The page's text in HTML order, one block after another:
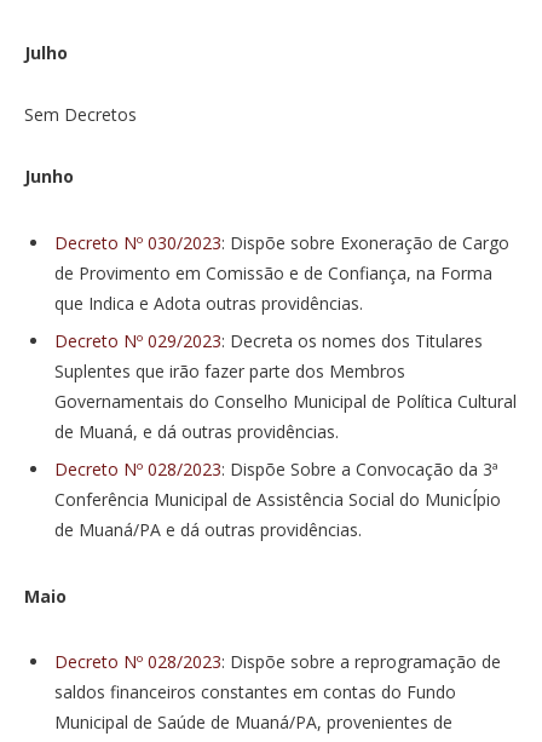
Julho
Sem Decretos
Junho
Decreto Nº 030/2023: Dispõe sobre Exoneração de Cargo
de Provimento em Comissão e de Confiança, na Forma
que Indica e Adota outras providências.
Decreto Nº 029/2023: Decreta os nomes dos Titulares
Suplentes que irão fazer parte dos Membros
Governamentais do Conselho Municipal de Política Cultural
de Muaná, e dá outras providências.
Decreto Nº 028/2023: Dispõe Sobre a Convocação da 3ª
Conferência Municipal de Assistência Social do MunicÍpio
de Muaná/PA e dá outras providências.
Maio
Decreto Nº 028/2023: Dispõe sobre a reprogramação de
saldos financeiros constantes em contas do Fundo
Municipal de Saúde de Muaná/PA, provenientes de